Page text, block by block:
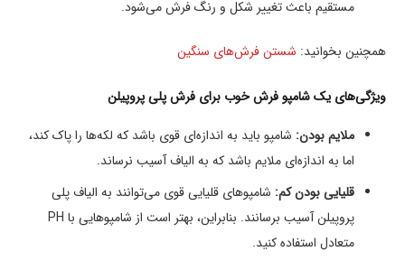
مستقیم باعث تغییر شکل و رنگ فرش می‌شود.
همچنین بخوانید: شستن فرش‌های سنگین
ویژگی‌های یک شامپو فرش خوب برای فرش پلی پروپیلن
ملایم بودن: شامپو باید به اندازه‌ای قوی باشد که لکه‌ها را پاک کند،
اما به اندازه‌ای ملایم باشد که به الیاف آسیب نرساند.
قلیایی بودن کم: شامپوهای قلیایی قوی می‌توانند به الیاف پلی
پروپیلن آسیب برسانند. بنابراین، بهتر است از شامپوهایی با PH
متعادل استفاده کنید.